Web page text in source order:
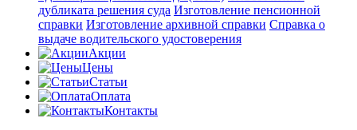
дубликата решения суда Изготовление пенсионной
справки Изготовление архивной справки Справка о
выдаче водительского удостоверения
Акции
Цены
Статьи
Оплата
Контакты